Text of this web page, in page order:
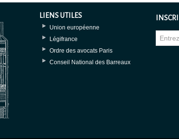
LIENS UTILES
Union européenne
Légifrance
Ordre des avocats Paris
Conseil National des Barreaux